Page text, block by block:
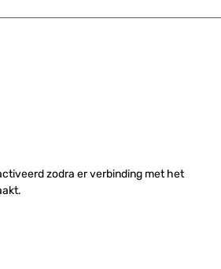
zodra er verbinding met het